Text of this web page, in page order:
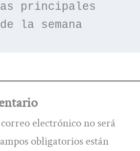
principales
la semana
electrónico no será
obligatorios están